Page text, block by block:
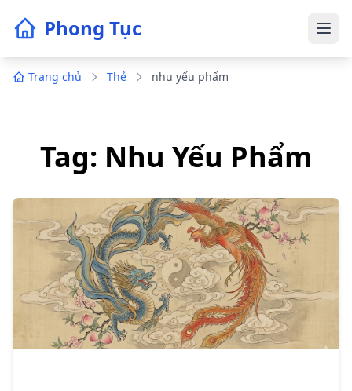
Phong Tục
Trang chủ Thẻ nhu yếu phẩm
Tag: Nhu Yếu Phẩm